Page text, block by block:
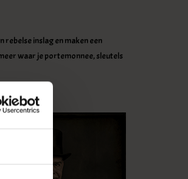
rebelse inslag en maken een
waar je portemonnee, sleutels